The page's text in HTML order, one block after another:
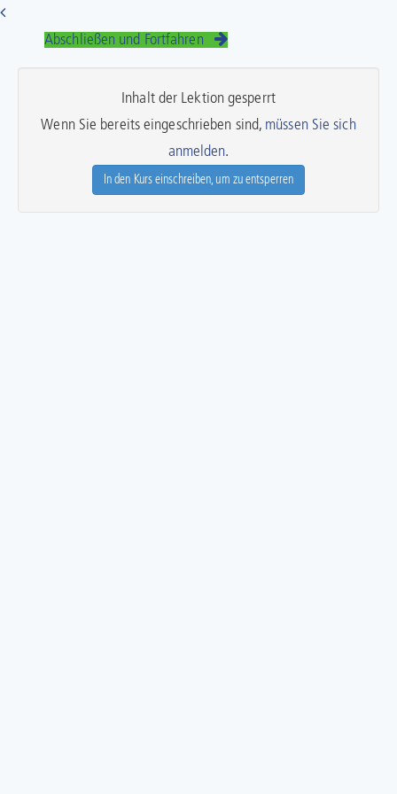
Abschließen und Fortfahren
Inhalt der Lektion gesperrt
Wenn Sie bereits eingeschrieben sind, müssen Sie sich
anmelden.
In den Kurs einschreiben, um zu entsperren